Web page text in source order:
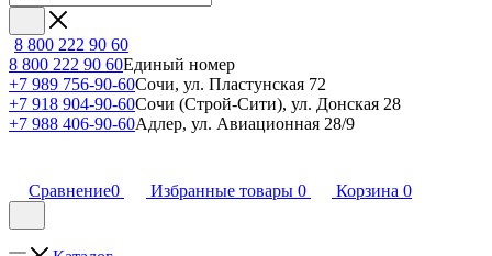
8 800 222 90 60
8 800 222 90 60Единый номер
+7 989 756-90-60Сочи, ул. Пластунская 72
+7 918 904-90-60Сочи (Строй-Сити), ул. Донская 28
+7 988 406-90-60Адлер, ул. Авиационная 28/9
Сравнение0 Избранные товары 0 Корзина 0